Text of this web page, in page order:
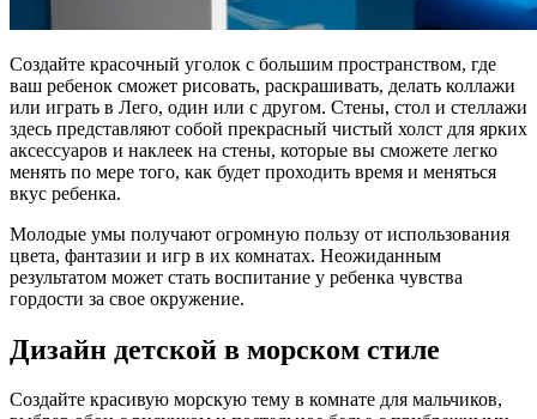
Создайте красочный уголок с большим пространством, где
ваш ребенок сможет рисовать, раскрашивать, делать коллажи
или играть в Лего, один или с другом. Стены, стол и стеллажи
здесь представляют собой прекрасный чистый холст для ярких
аксессуаров и наклеек на стены, которые вы сможете легко
менять по мере того, как будет проходить время и меняться
вкус ребенка.
Молодые умы получают огромную пользу от использования
цвета, фантазии и игр в их комнатах. Неожиданным
результатом может стать воспитание у ребенка чувства
гордости за свое окружение.
Дизайн детской в морском стиле
Создайте красивую морскую тему в комнате для мальчиков,